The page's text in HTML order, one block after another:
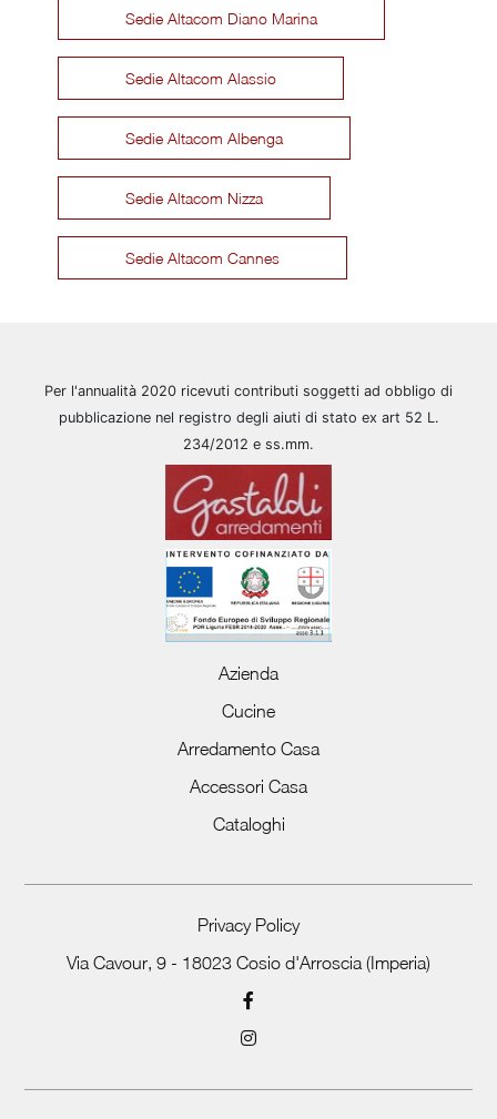
Sedie Altacom Diano Marina
Sedie Altacom Alassio
Sedie Altacom Albenga
Sedie Altacom Nizza
Sedie Altacom Cannes
Per l'annualità 2020 ricevuti contributi soggetti ad obbligo di
pubblicazione nel registro degli aiuti di stato ex art 52 L.
234/2012 e ss.mm.
Azienda
Cucine
Arredamento Casa
Accessori Casa
Cataloghi
Privacy Policy
Via Cavour, 9 - 18023 Cosio d'Arroscia (Imperia)